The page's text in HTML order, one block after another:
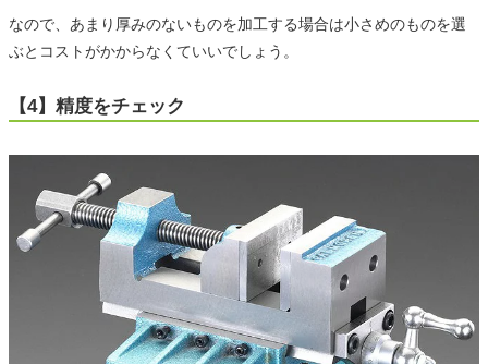
なので、あまり厚みのないものを加工する場合は小さめのものを選
ぶとコストがかからなくていいでしょう。
【4】精度をチェック